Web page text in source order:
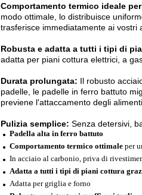
Comportamento termico ideale
modo ottimale, lo distribuisce
trasferisce immediatamente ai vostri
Robusta e adatta a tutti i tipi di
adatta per piani cottura elettrici, a
Durata prolungata: Il robusto
padelle, le padelle in ferro battuto
previene l'attaccamento degli alimenti.
Pulizia semplice: Senza detersivi,
Padella alta in ferro battuto
Comportamento termico ottimale per
In acciaio al carbonio, priva di
Adatta a tutti i tipi di piani cottura
Adatta per griglia e forno